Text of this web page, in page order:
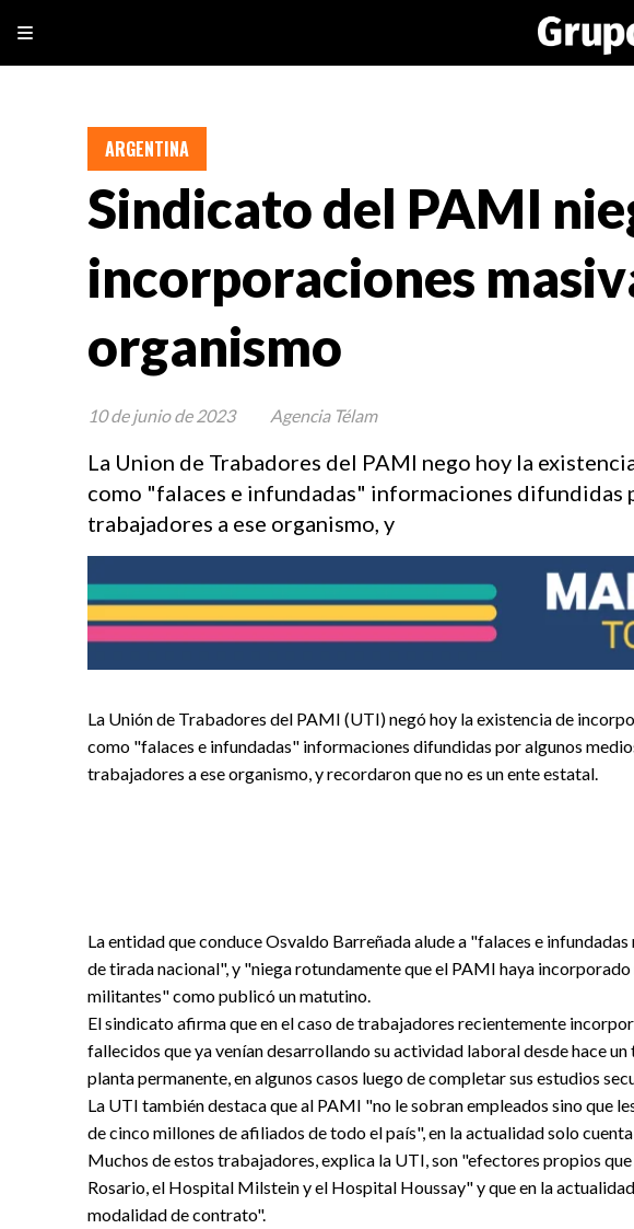
Sindicato del PAMI
incorporaciones
organismo
La Union de Trabadores del PAMI nego hoy la
como "falaces e infundadas" informaciones
trabajadores a ese organismo, y
ARGENTINA
10 de junio de 2023 Agencia Télam
La Unión de Trabadores del PAMI (UTI) negó hoy la existencia de
como "falaces e infundadas" informaciones difundidas por algunos
trabajadores a ese organismo, y recordaron que no es un ente estatal.
La entidad que conduce Osvaldo Barreñada alude a "falaces e
de tirada nacional", y "niega rotundamente que el PAMI haya
militantes" como publicó un matutino.
El sindicato afirma que en el caso de trabajadores recientemente
fallecidos que ya venían desarrollando su actividad laboral desde hace
planta permanente, en algunos casos luego de completar sus estudios
La UTI también destaca que al PAMI "no le sobran empleados sino que
de cinco millones de afiliados de todo el país", en la actualidad solo
Muchos de estos trabajadores, explica la UTI, son "efectores propios
Rosario, el Hospital Milstein y el Hospital Houssay" y que en la
modalidad de contrato".